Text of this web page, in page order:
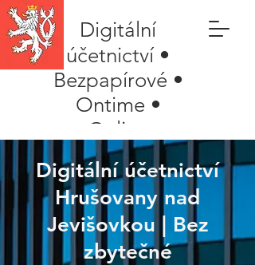
Digitální
účetnictví •
Bezpapírové •
Ontime •
Online
Digitální účetnictví
Hrušovany nad
Jevišovkou | Bez
zbytečné